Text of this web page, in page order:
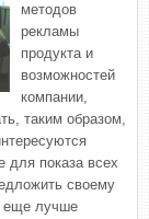
методов
рекламы
продукта и
возможностей
компании,
таким образом,
для показа всех
своему
еще лучше